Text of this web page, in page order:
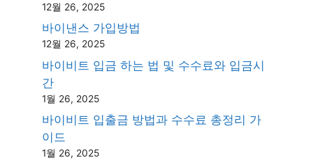
12월 26, 2025
바이낸스 가입방법
12월 26, 2025
바이비트 입금 하는 법 및 수수료와 입금시
간
1월 26, 2025
바이비트 입출금 방법과 수수료 총정리 가
이드
1월 26, 2025